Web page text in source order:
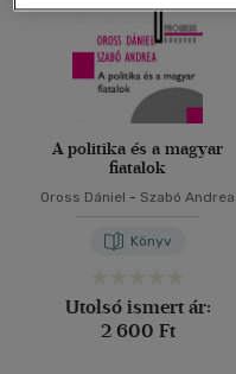
A politika és a magyar
fiatalok
Oross Dániel - Szabó Andrea
Könyv
Utolsó ismert ár:
2 600 Ft